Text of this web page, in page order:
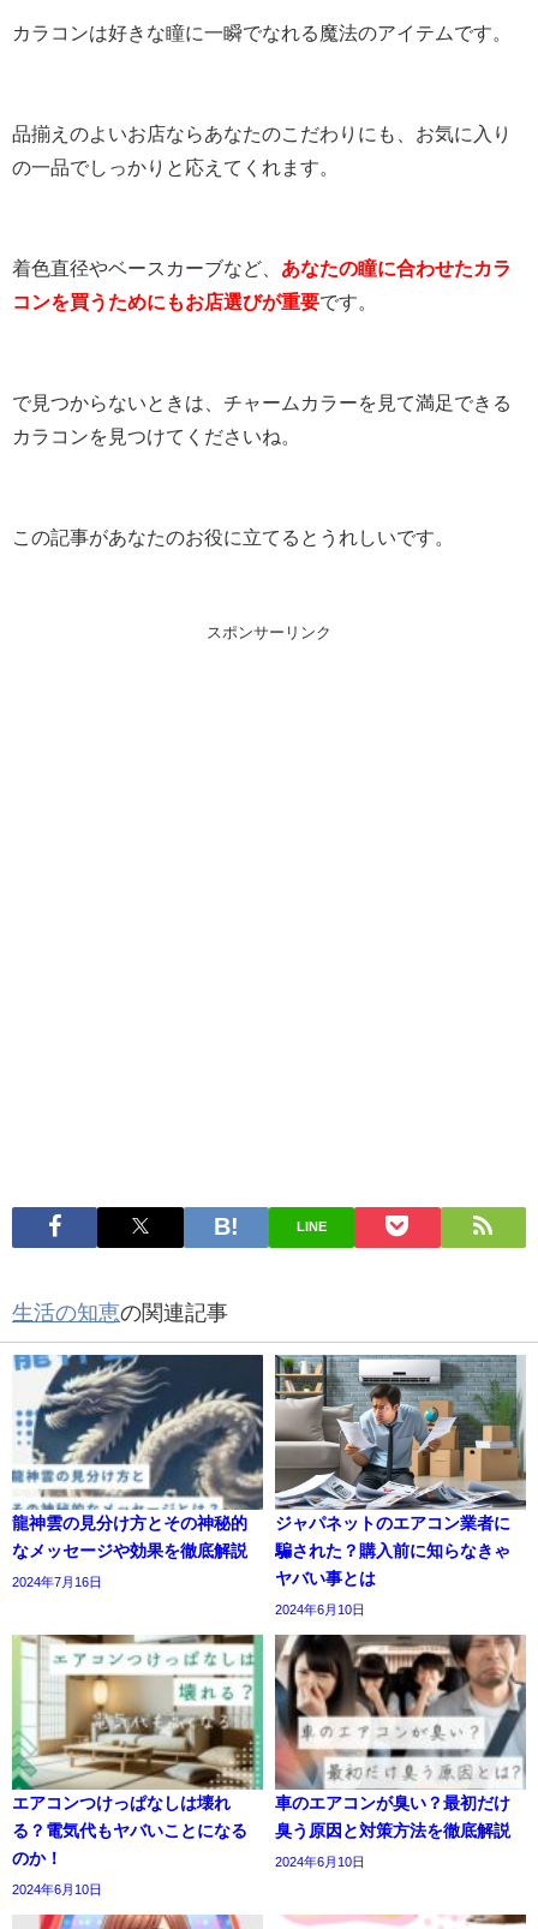
カラコンは好きな瞳に一瞬でなれる魔法のアイテムです。
品揃えのよいお店ならあなたのこだわりにも、お気に入り
の一品でしっかりと応えてくれます。
着色直径やベースカーブなど、 あなたの瞳に合わせたカラ
コンを買うためにもお店選びが重要です。
で見つからないときは、チャームカラーを見て満足できる
カラコンを見つけてくださいね。
この記事があなたのお役に立てるとうれしいです。
スポンサーリンク
LINE
生活の知恵の関連記事
龍神雲の見分け方とその神秘的
なメッセージや効果を徹底解説
2024年7月16日
ジャパネットのエアコン業者に
騙された？購入前に知らなきゃ
ヤバい事とは
2024年6月10日
エアコンつけっぱなしは壊れ
る？電気代もヤバいことになる
のか！
2024年6月10日
車のエアコンが臭い？最初だけ
臭う原因と対策方法を徹底解説
2024年6月10日